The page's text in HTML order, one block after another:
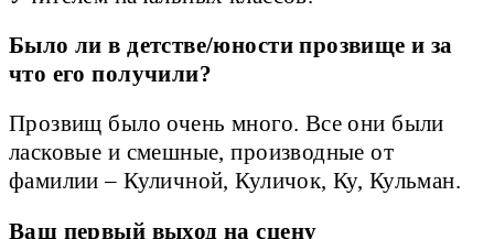
Было ли в детстве/юности прозвище и за
что его получили?
Прозвищ было очень много. Все они были
ласковые и смешные, производные от
фамилии – Куличной, Куличок, Ку, Кульман.
Ваш первый выход на сцену